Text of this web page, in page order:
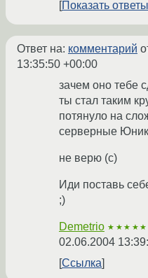
Показать ответы
Ответ на: комментарий
13:35:50 +00:00
зачем оно тебе
ты стал таким
потянуло на
серверные
не верю (с)
Иди поставь
;)
Demetrio ★★★★★
02.06.2004
Ссылка